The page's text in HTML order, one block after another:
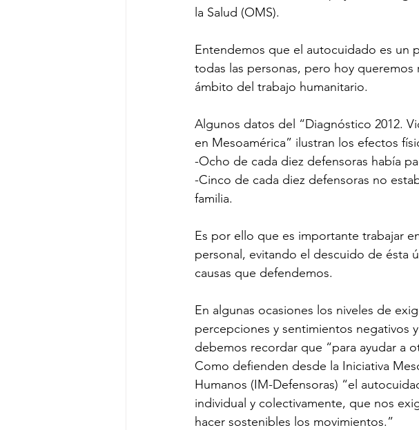
la Salud (OMS).
Entendemos que el autocuidado es un
todas las personas, pero hoy
ámbito del trabajo humanitario.
Algunos datos del “Diagnóstico 2012.
en Mesoamérica” ilustran los efectos
-Ocho de cada diez defensoras había
-Cinco de cada diez defensoras no
familia.
Es por ello que es importante trabajar
personal, evitando el descuido de ésta
causas que defendemos.
En algunas ocasiones los niveles de
percepciones y sentimientos negativos
debemos recordar que “para ayudar a
Como defienden desde la Iniciativa
Humanos (IM-Defensoras) “el
individual y colectivamente, que nos
hacer sostenibles los movimientos.”